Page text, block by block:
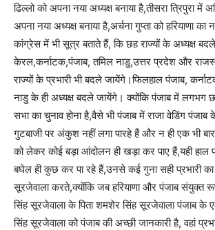
ढिल्लो को अपना नया अध्यक्ष बनाया है,तीसरा त्रिपुरा में
अपना नया अध्यक्ष बनाया है,अर्चना गुप्ता को हरियाणा का
कांग्रेस में भी सूत्र बताते हैं, कि छह राज्यों के अध्यक्ष
केरल,कर्नाटक,पंजाब, तमिल नाडु,उत्तर प्रदेश और
राज्यों के प्रभारी भी बदले जायेंगे।फिलहाल पंजाब,
नाडु के ही अध्यक्ष बदले जायेंगे। क्योंकि पंजाब में लगभग
सभा का चुनाव होना है,वैसे भी पंजाब में राजा वेडिंग
गुटबाजी पर अंकुश नहीं लगा पारहे हैं और न ही एक भी
को लेकर कोई बड़ा आंदोलन ही खड़ा कर पाए हैं,यही हाल
बघेल ही कुछ कर पा रहे हैं,उनसे कई गुना सही प्रभारी का
सूरजेवाला करते,क्योंकि जब हरियाणा और पंजाब संयुक्त
सिंह सूरजेवाला के पिता शमशेर सिंह सूरजेवाला पंजाब के
सिंह सूरजेवाला को पंजाब की अच्छी जानकारी है, वहां